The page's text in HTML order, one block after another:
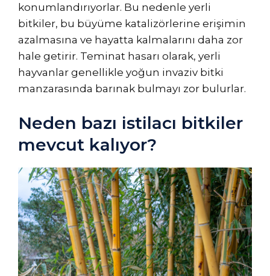
konumlandırıyorlar. Bu nedenle yerli
bitkiler, bu büyüme katalizörlerine erişimin
azalmasına ve hayatta kalmalarını daha zor
hale getirir. Teminat hasarı olarak, yerli
hayvanlar genellikle yoğun invaziv bitki
manzarasında barınak bulmayı zor bulurlar.
Neden bazı istilacı bitkiler
mevcut kalıyor?